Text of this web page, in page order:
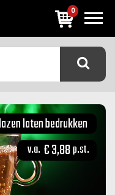
0
laten bedrukken
€ 3,88